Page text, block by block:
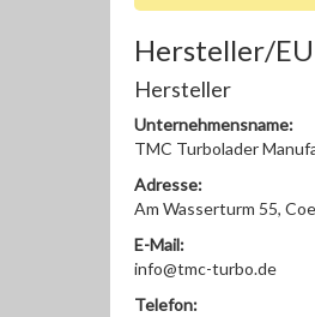
Hersteller/
Hersteller
Unternehmensname:
TMC Turbolader
Adresse:
Am Wasserturm 55,
E-Mail:
info@tmc-turbo.de
Telefon: